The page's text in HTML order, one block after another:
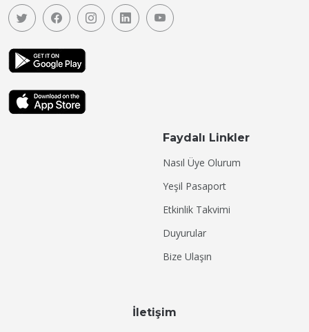
Faydalı Linkler
Nasıl Üye Olurum
Yeşil Pasaport
Etkinlik Takvimi
Duyurular
Bize Ulaşın
İletişim